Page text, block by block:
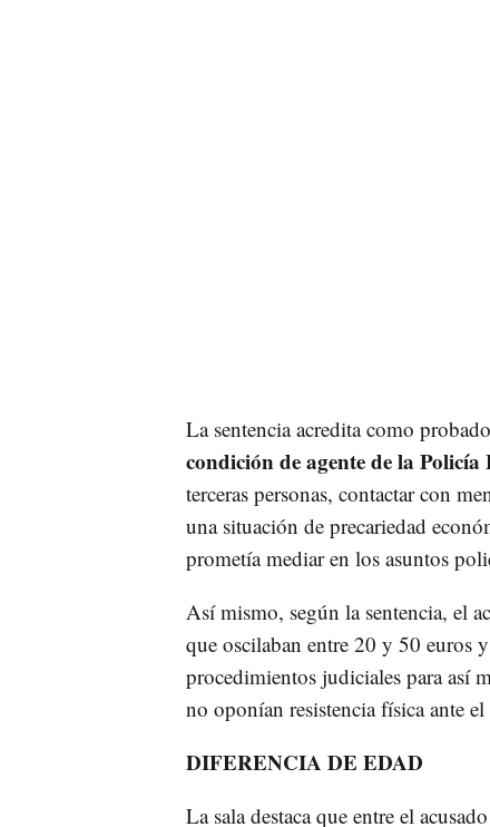
La sentencia acredita como
condición de agente de la Policía
terceras personas, contactar con
una situación de precariedad
prometía mediar en los asuntos
Así mismo, según la sentencia, el
que oscilaban entre 20 y 50 euros
procedimientos judiciales para así
no oponían resistencia física ante
DIFERENCIA DE EDAD
La sala destaca que entre el